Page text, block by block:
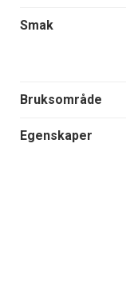
Smak
Bruksområde
Egenskaper